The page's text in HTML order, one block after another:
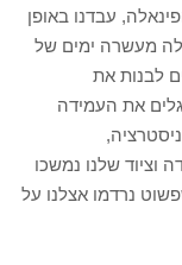
עבדנו באופן
מעשרה ימים של
לבנות את
את העמידה
וציוד שלנו נמשכו
נרדמו אצלנו על